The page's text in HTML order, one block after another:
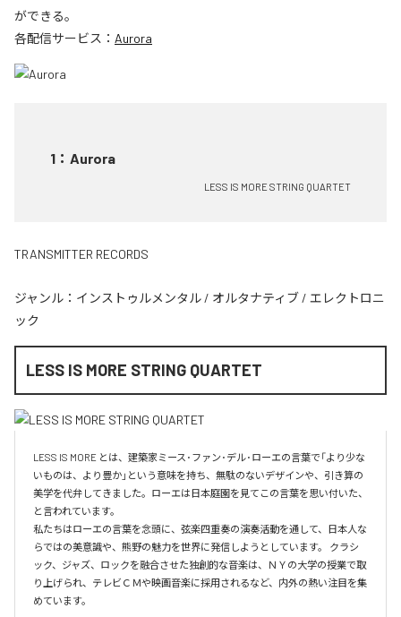
ができる。
各配信サービス： Aurora
1 ： Aurora
LESS IS MORE STRING QUARTET
TRANSMITTER RECORDS
ジャンル： インストゥルメンタル / オルタナティブ / エレクトロニ
ック
LESS IS MORE STRING QUARTET
LESS IS MORE とは、建築家ミース･ファン･デル･ローエの言葉で「より少な
いものは、より豊か」という意味を持ち、無駄のないデザインや、引き算の
美学を代弁してきました。ローエは日本庭園を見てこの言葉を思い付いた、
と言われています。
私たちはローエの言葉を念頭に、弦楽四重奏の演奏活動を通して、日本人な
らではの美意識や、熊野の魅力を世界に発信しようとしています。 クラシ
ック、ジャズ、ロックを融合させた独創的な音楽は、ＮＹの大学の授業で取
り上げられ、テレビＣＭや映画音楽に採用されるなど、内外の熱い注目を集
めています。